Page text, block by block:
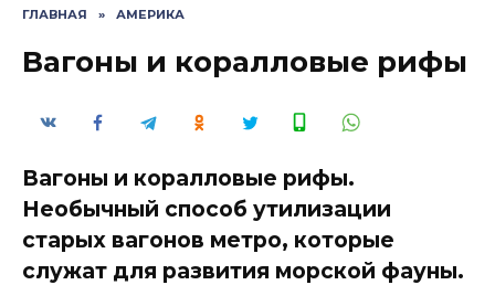
ГЛАВНАЯ » АМЕРИКА
Вагоны и коралловые рифы
Вагоны и коралловые рифы.
Необычный способ утилизации
старых вагонов метро, которые
служат для развития морской фауны.